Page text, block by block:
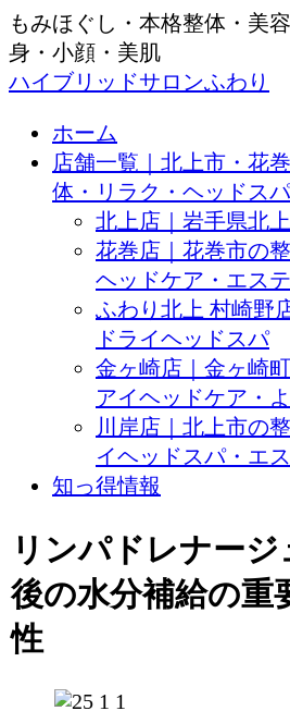
もみほぐし・本格整体・美
身・小顔・美肌
ハイブリッドサロンふわり
ホーム
店舗一覧｜北上市・花
体・リラク・ヘッドス
北上店｜岩手県北
花巻店｜花巻市の
ヘッドケア・エス
ふわり北上 村崎野
ドライヘッドスパ
金ヶ崎店｜金ヶ崎
アイヘッドケア・
川岸店｜北上市の
イヘッドスパ・エ
知っ得情報
リンパドレナージ
後の水分補給の重
性